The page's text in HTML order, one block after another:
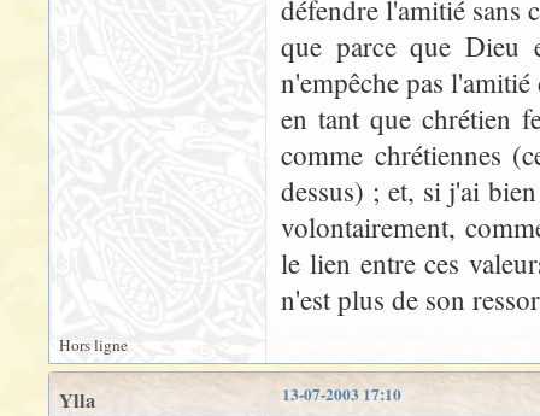
défendre l'amitié sans
que parce que Dieu
n'empêche pas
en tant que chrétien
comme chrétiennes
dessus) ; et, si j'ai
volontairement,
le lien entre ces
n'est plus de son
Hors ligne
13-07-2003 17:10
Ylla